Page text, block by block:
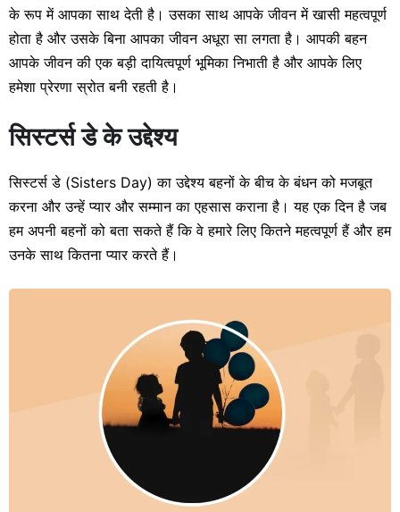
के रूप में आपका साथ देती है। उसका साथ आपके जीवन में खासी महत्वपूर्ण
होता है और उसके बिना आपका जीवन अधूरा सा लगता है। आपकी बहन
आपके जीवन की एक बड़ी दायित्वपूर्ण भूमिका निभाती है और आपके लिए
हमेशा प्रेरणा स्रोत बनी रहती है।
सिस्टर्स डे के उद्देश्य
सिस्टर्स डे (Sisters Day) का उद्देश्य बहनों के बीच के बंधन को मजबूत
करना और उन्हें प्यार और सम्मान का एहसास कराना है। यह एक दिन है जब
हम अपनी बहनों को बता सकते हैं कि वे हमारे लिए कितने महत्वपूर्ण हैं और हम
उनके साथ कितना प्यार करते हैं।